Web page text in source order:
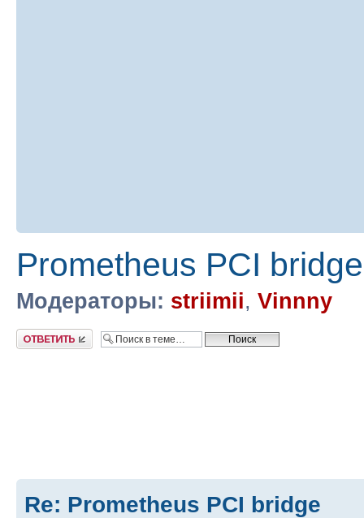
Prometheus PCI bridge
Модераторы: striimii, Vinnny
Ответить
Re: Prometheus PCI bridge